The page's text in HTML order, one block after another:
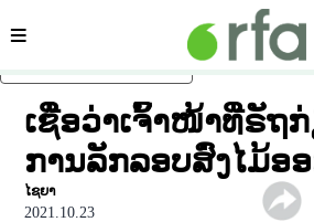
ໝວດ
ເຊື່ອວ່າເຈົ້າໜ້າທີ່ຣັຖ
ການລັກລອບສົ່ງໄມ້ອ
ໄຊຍາ
2021.10.23